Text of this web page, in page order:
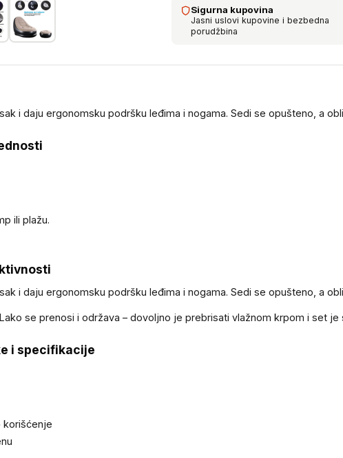
Sigurna kupovina
Jasni uslovi kupovine i bezbedna
porudžbina
i daju ergonomsku podršku leđima i nogama. Sedi se opušteno, a
ili plažu.
i daju ergonomsku podršku leđima i nogama. Sedi se opušteno, a
se prenosi i održava – dovoljno je prebrisati vlažnom krpom i set
i specifikacije
korišćenje